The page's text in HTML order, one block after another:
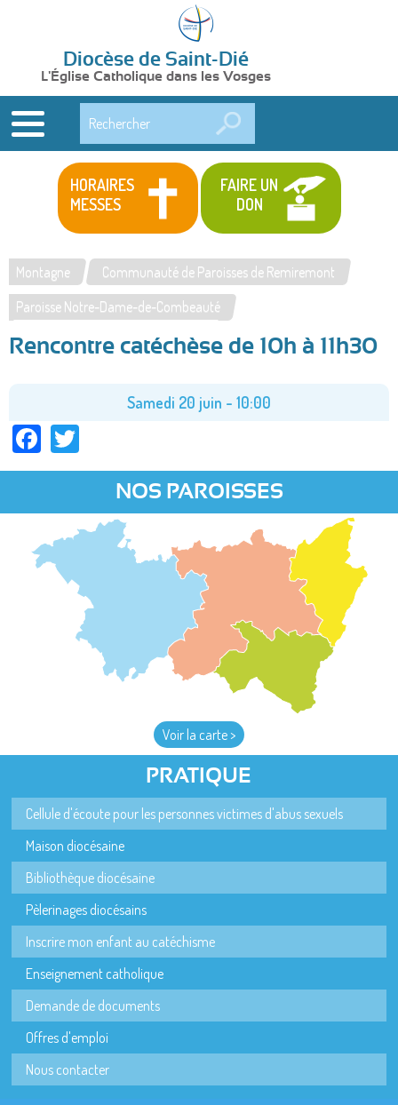
Diocèse de Saint-Dié
L'Église Catholique dans les Vosges
HORAIRES
MESSES
FAIRE UN
DON
Vous
êtes
ici
Montagne
Communauté de Paroisses de Remiremont
Paroisse Notre-Dame-de-Combeauté
Rencontre catéchèse de 10h à 11h30
Samedi 20 juin - 10:00
Facebook
NOS PAROISSES
Voir la carte >
PRATIQUE
Cellule d'écoute pour les personnes victimes d'abus sexuels
Maison diocésaine
Bibliothèque diocésaine
Pèlerinages diocésains
Inscrire mon enfant au catéchisme
Enseignement catholique
Demande de documents
Offres d'emploi
Nous contacter